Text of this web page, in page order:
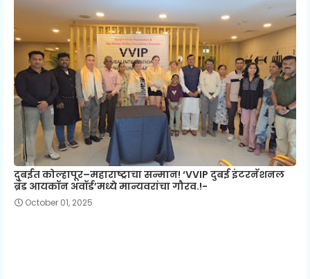
दुबईत कोल्हापूर–महाराष्ट्राचा सन्मान! ‘VVIP दुबई इंटरनॅशनल
ब्रँड आयकॉन अवॉर्ड’मध्ये मान्यवरांचा गौरव.!-
October 01, 2025